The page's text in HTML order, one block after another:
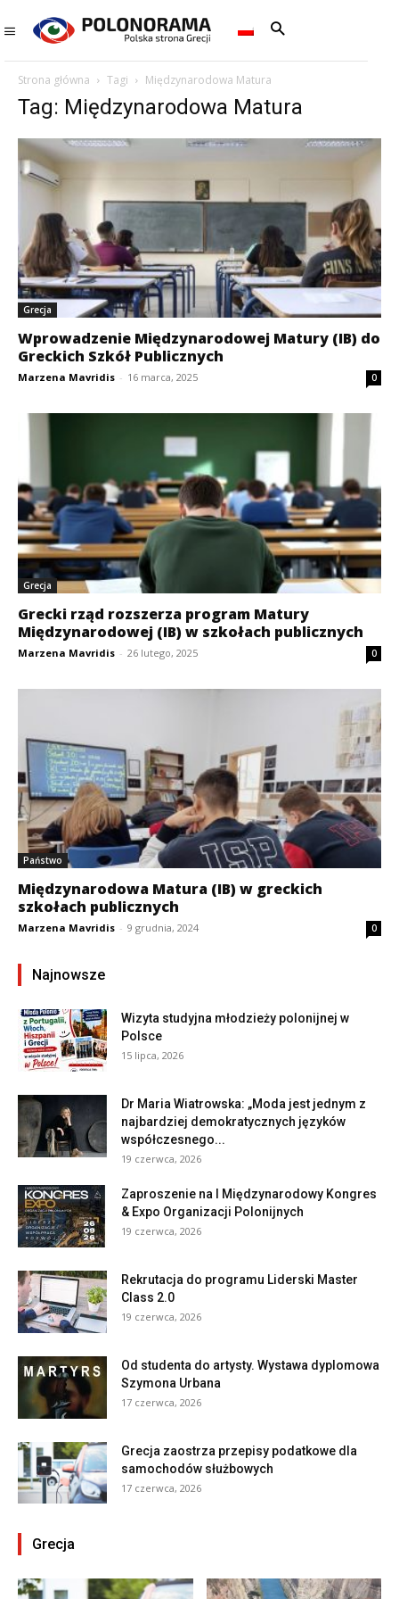
Strona główna Tagi Międzynarodowa Matura
Tag: Międzynarodowa Matura
Grecja
Wprowadzenie Międzynarodowej Matury (IB) do
Greckich Szkół Publicznych
Marzena Mavridis - 16 marca, 2025 0
Grecja
Grecki rząd rozszerza program Matury
Międzynarodowej (IB) w szkołach publicznych
Marzena Mavridis - 26 lutego, 2025 0
Państwo
Międzynarodowa Matura (IB) w greckich
szkołach publicznych
Marzena Mavridis - 9 grudnia, 2024 0
Najnowsze
Wizyta studyjna młodzieży polonijnej w
Polsce
15 lipca, 2026
Dr Maria Wiatrowska: „Moda jest jednym z
najbardziej demokratycznych języków
współczesnego...
19 czerwca, 2026
Zaproszenie na I Międzynarodowy Kongres
& Expo Organizacji Polonijnych
19 czerwca, 2026
Rekrutacja do programu Liderski Master
Class 2.0
19 czerwca, 2026
Od studenta do artysty. Wystawa dyplomowa
Szymona Urbana
17 czerwca, 2026
Grecja zaostrza przepisy podatkowe dla
samochodów służbowych
17 czerwca, 2026
Grecja